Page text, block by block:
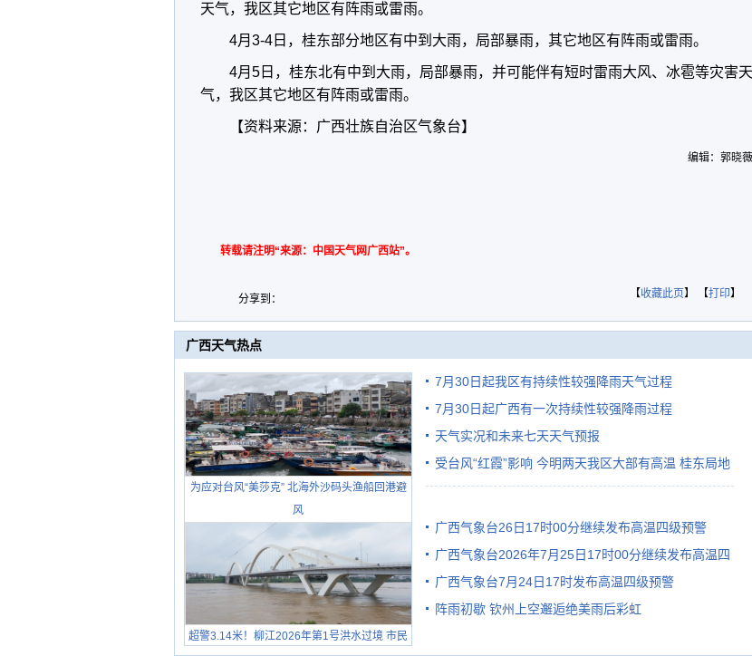
天气，我区其它地区有阵雨或雷雨。
4月3-4日，桂东部分地区有中到大雨，局部暴雨，其它地区有阵雨或雷雨。
4月5日，桂东北有中到大雨，局部暴雨，并可能伴有短时雷雨大风、冰雹等灾害天
气，我区其它地区有阵雨或雷雨。
【资料来源：广西壮族自治区气象台】
编辑：郭晓薇
转载请注明“来源：中国天气网广西站”。
分享到： 【收藏此页】 【打印】
广西天气热点
为应对台风“美莎克” 北海外沙码头渔船回港避
风
超警3.14米！柳江2026年第1号洪水过境 市民
7月30日起我区有持续性较强降雨天气过程
7月30日起广西有一次持续性较强降雨过程
天气实况和未来七天天气预报
受台风“红霞”影响 今明两天我区大部有高温 桂东局地
广西气象台26日17时00分继续发布高温四级预警
广西气象台2026年7月25日17时00分继续发布高温四
级预警
广西气象台7月24日17时发布高温四级预警
阵雨初歇 钦州上空邂逅绝美雨后彩虹